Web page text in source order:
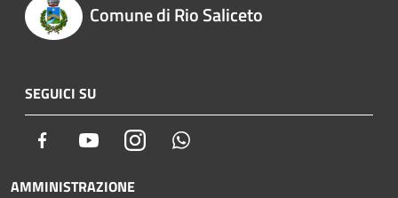
Comune di Rio Saliceto
SEGUICI SU
Facebook YoutubeInstagram
AMMINISTRAZIONE